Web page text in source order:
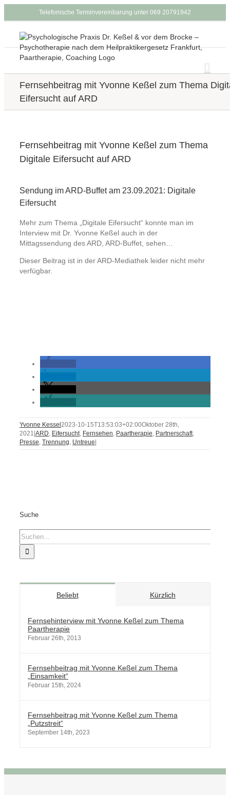
Inhalt
Telefonische Terminvereinbarung unter 069 20791942
Fernsehbeitrag mit Yvonne Keßel zum Thema
Eifersucht auf ARD
Fernsehbeitrag mit Yvonne Keßel zum Thema
Digitale Eifersucht auf ARD
Sendung im ARD-Buffet am 23.09.2021: Digitale
Eifersucht
Mehr zum Thema „Digitale Eifersucht“ konnte man im
Interview mit Dr. Yvonne Keßel auch in der
Mittagssendung des ARD, ARD-Buffet, sehen…
Dieser Beitrag ist in der ARD-Mediathek leider nicht mehr
verfügbar.
Yvonne Kessel 2023-10-15T13:53:03+02:00Oktober 28th,
2021 ARD, Eifersucht, Fernsehen, Paartherapie, Partnerschaft,
Presse, Trennung, Untreue
Suche
Suche
nach:
Beliebt Kürzlich
Fernsehinterview mit Yvonne Keßel zum Thema
Paartherapie
Februar 26th, 2013
Fernsehbeitrag mit Yvonne Keßel zum Thema
„Einsamkeit“
Februar 15th, 2024
Fernsehbeitrag mit Yvonne Keßel zum Thema
„Putzstreit“
September 14th, 2023